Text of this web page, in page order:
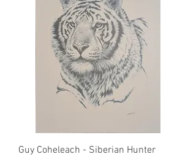
Guy Coheleach - Siberian Hunter